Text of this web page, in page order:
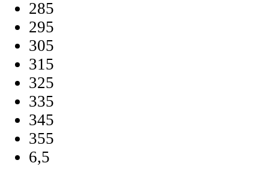
285
295
305
315
325
335
345
355
6,5